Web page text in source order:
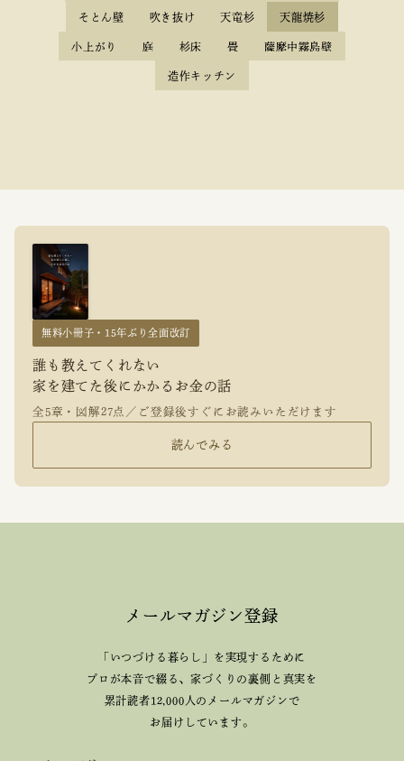
そとん壁 吹き抜け 天竜杉 天龍焼杉
小上がり 庭 杉床 畳 薩摩中霧島壁
造作キッチン
無料小冊子・15年ぶり全面改訂
誰も教えてくれない
家を建てた後にかかるお金の話
全5章・図解27点／ご登録後すぐにお読みいただけます
読んでみる
メールマガジン登録
「いつづける暮らし」を実現するために
プロが本音で綴る、家づくりの裏側と真実を
累計読者12,000人のメールマガジンで
お届けしています。